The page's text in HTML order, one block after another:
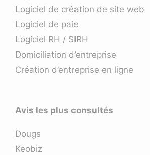
Logiciel de création de site web
Logiciel de paie
Logiciel RH / SIRH
Domiciliation d’entreprise
Création d’entreprise en ligne
Avis les plus consultés
Dougs
Keobiz